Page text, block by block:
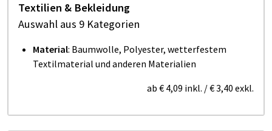
Textilien & Bekleidung
Auswahl aus 9 Kategorien
Material: Baumwolle, Polyester, wetterfestem
Textilmaterial und anderen Materialien
ab € 4,09 inkl. /€ 3,40 exkl.